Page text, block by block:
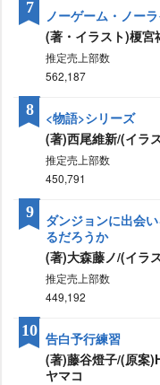
ノーゲーム・ノー
(著・イラスト)榎宮
推定売上部数
562,187
7
<物語>シリーズ
(著)西尾維新/(イラ
推定売上部数
450,791
8
ダンジョンに出会
るだろうか
(著)大森藤ノ/(イラ
推定売上部数
449,192
9
告白予行練習
(著)藤谷燈子/(原案
ヤマコ
10